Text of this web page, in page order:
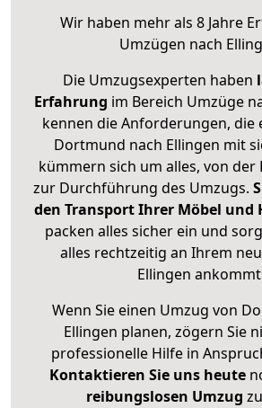
Wir haben mehr als 8 Jahre
Umzügen nach
Die Umzugsexperten haben
Erfahrung im Bereich Umzüge
kennen die Anforderungen, die
Dortmund nach Ellingen mit
kümmern sich um alles, von der
zur Durchführung des Umzugs.
den Transport Ihrer Möbel und
packen alles sicher ein und
alles rechtzeitig an Ihrem
Ellingen
Wenn Sie einen Umzug von
Ellingen planen, zögern Sie
professionelle Hilfe in
Kontaktieren Sie uns heute
reibungslosen Umzug